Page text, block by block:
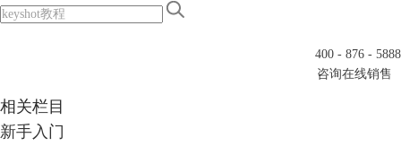
400 - 876 - 5888
咨询在线销售
相关栏目
新手入门